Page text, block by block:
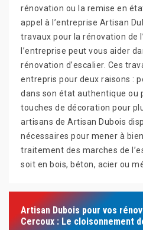
rénovation ou la remise en
appel à l’entreprise Artisan
travaux pour la rénovation de
l’entreprise peut vous aider
rénovation d’escalier. Ces
entrepris pour deux raisons :
dans son état authentique ou
touches de décoration pour
artisans de Artisan Dubois
nécessaires pour mener à
traitement des marches de
soit en bois, béton, acier ou
Artisan Dubois pour vos
Cercoux : Le cloisonnement